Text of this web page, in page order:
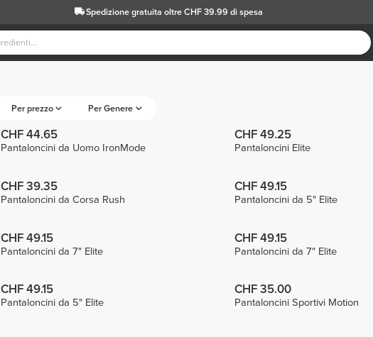
Spedizione gratuita oltre CHF 39.99 di spesa
Per prezzo Per Genere
CHF 44.65
Pantaloncini da Uomo IronMode
CHF 49.25
Pantaloncini Elite
CHF 39.35
Pantaloncini da Corsa Rush
CHF 49.15
Pantaloncini da 5" Elite
CHF 49.15
Pantaloncini da 7" Elite
CHF 49.15
Pantaloncini da 7" Elite
CHF 49.15
Pantaloncini da 5" Elite
CHF 35.00
Pantaloncini Sportivi Motion